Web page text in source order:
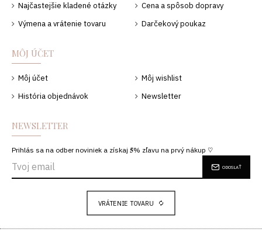
Najčastejšie kladené otázky
Výmena a vrátenie tovaru
Cena a spôsob dopravy
Darčekový poukaz
MÔJ ÚČET
Môj účet
História objednávok
Môj wishlist
Newsletter
NEWSLETTER
Prihlás sa na odber noviniek a získaj 𝟓% zľavu na prvý nákup ♡
ODOSLAŤ
VRÁTENIE TOVARU